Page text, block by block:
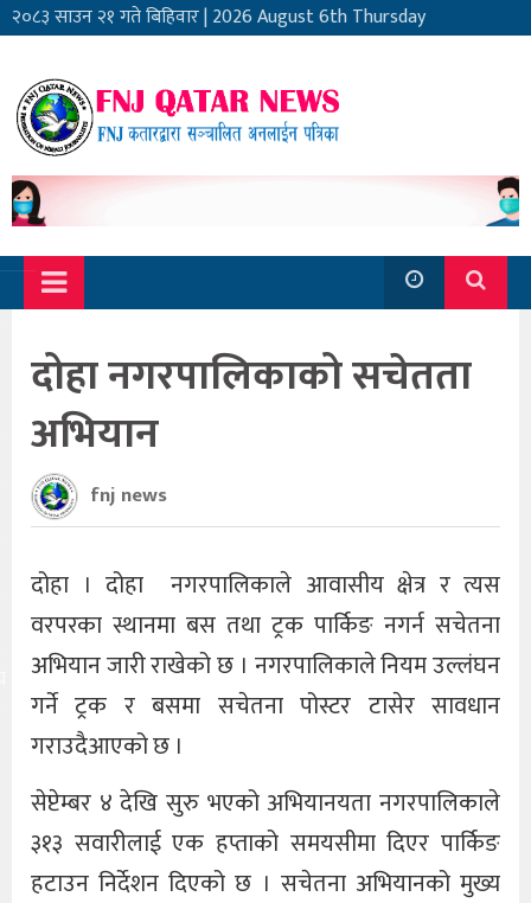
२०८३ साउन २१ गते बिहिवार|2026 August 6th Thursday
दोहा नगरपालिकाको सचेतता
अभियान
fnj news
दोहा । दोहा नगरपालिकाले आवासीय क्षेत्र र त्यस
वरपरका स्थानमा बस तथा ट्रक पार्किङ नगर्न सचेतना
अभियान जारी राखेको छ । नगरपालिकाले नियम उल्लंघन
गर्ने ट्रक र बसमा सचेतना पोस्टर टासेर सावधान
गराउदैआएको छ ।
सेप्टेम्बर ४ देखि सुरु भएको अभियानयता नगरपालिकाले
३१३ सवारीलाई एक हप्ताको समयसीमा दिएर पार्किङ
हटाउन निर्देशन दिएको छ । सचेतना अभियानको मुख्य